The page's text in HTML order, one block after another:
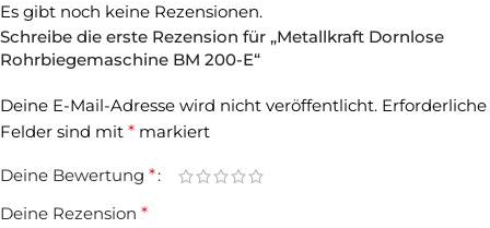
Es gibt noch keine Rezensionen.
Schreibe die erste Rezension für „Metallkraft Dornlose
Rohrbiegemaschine BM 200-E“
Deine E-Mail-Adresse wird nicht veröffentlicht. Erforderliche
Felder sind mit * markiert
Deine Bewertung *
Deine Rezension *